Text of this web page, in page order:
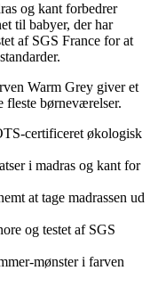
og kant forbedrer
til babyer, der har
af SGS France for at
Warm Grey giver et
fleste børneværelser.
certificeret økologisk
i madras og kant for
at tage madrassen ud
og testet af SGS
mønster i farven